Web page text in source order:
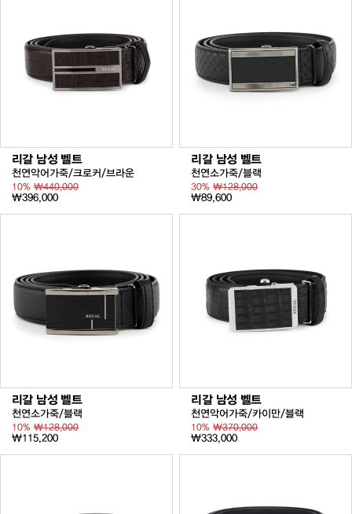
리갈 남성 벨트
천연악어가죽/크로커/브라운
10% ₩440,000
₩396,000
리갈 남성 벨트
천연소가죽/블랙
30%₩128,000
₩89,600
리갈 남성 벨트
천연소가죽/블랙
10% ₩128,000
₩115,200
리갈 남성 벨트
천연악어가죽/카이만/블랙
10%₩370,000
₩333,000